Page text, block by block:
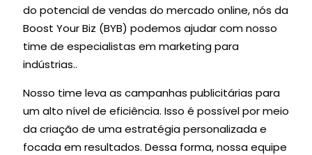
do potencial de vendas do mercado online, nós da
Boost Your Biz (BYB) podemos ajudar com nosso
time de especialistas em marketing para
indústrias..
Nosso time leva as campanhas publicitárias para
um alto nível de eficiência. Isso é possível por meio
da criação de uma estratégia personalizada e
focada em resultados. Dessa forma, nossa equipe